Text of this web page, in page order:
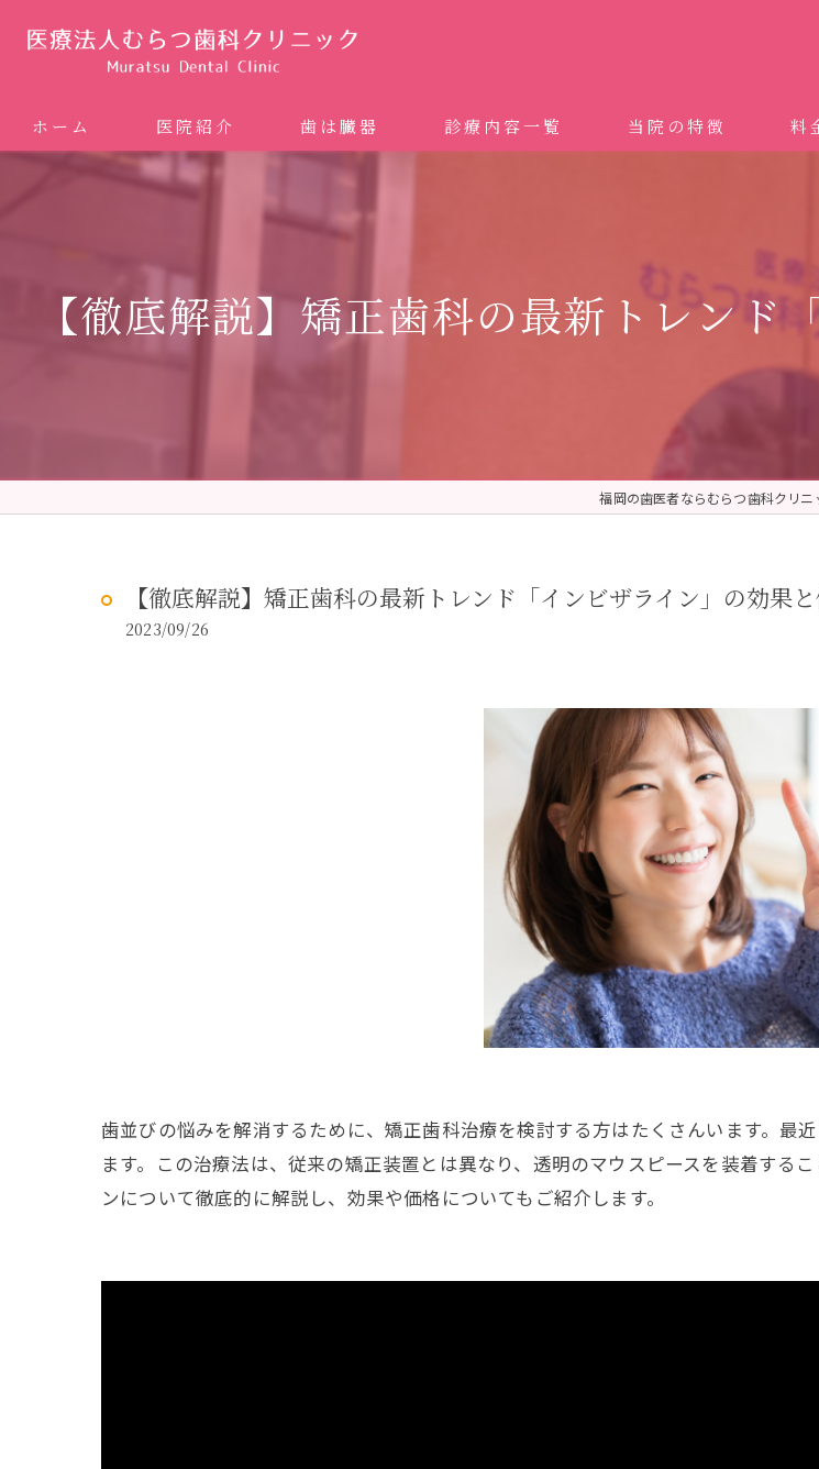
ホーム 医院紹介 歯は臓器 診療内容一覧
矯正歯科 (インビザライン、マウスピース矯正）
ホワイトニング
予防歯科 (メンテナンス)
当院の特徴
ドクターむらつのワンライ
料
【徹底解説】矯正歯科の最新トレン
福岡の歯医者ならむらつ歯科クリニ
【徹底解説】矯正歯科の最新トレンド「インビザライン」の効果
2023/09/26
歯並びの悩みを解消するために、矯正歯科治療を検討する方はたくさんいます。最
ます。この治療法は、従来の矯正装置とは異なり、透明のマウスピースを装着する
ンについて徹底的に解説し、効果や価格についてもご紹介します。